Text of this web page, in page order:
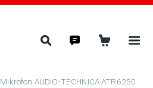
Mikrofon AUDIO-TECHNICA ATR6250